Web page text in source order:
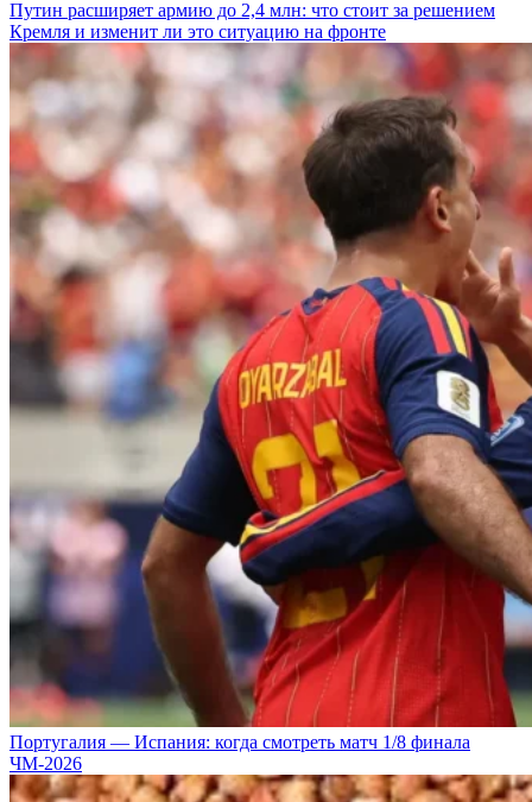
Путин расширяет армию до 2,4 млн: что стоит за решением
Кремля и изменит ли это ситуацию на фронте
Португалия — Испания: когда смотреть матч 1/8 финала
ЧМ-2026